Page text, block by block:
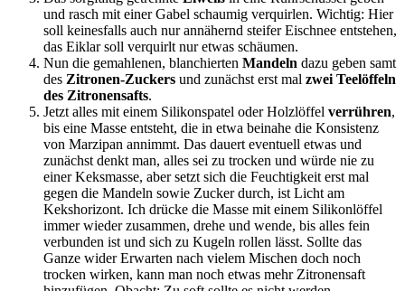
und rasch mit einer Gabel schaumig verquirlen. Wichtig: Hier
soll keinesfalls auch nur annähernd steifer Eischnee entstehen,
das Eiklar soll verquirlt nur etwas schäumen.
Nun die gemahlenen, blanchierten Mandeln dazu geben samt
des Zitronen-Zuckers und zunächst erst mal zwei Teelöffeln
des Zitronensafts.
Jetzt alles mit einem Silikonspatel oder Holzlöffel verrühren,
bis eine Masse entsteht, die in etwa beinahe die Konsistenz
von Marzipan annimmt. Das dauert eventuell etwas und
zunächst denkt man, alles sei zu trocken und würde nie zu
einer Keksmasse, aber setzt sich die Feuchtigkeit erst mal
gegen die Mandeln sowie Zucker durch, ist Licht am
Kekshorizont. Ich drücke die Masse mit einem Silikonlöffel
immer wieder zusammen, drehe und wende, bis alles fein
verbunden ist und sich zu Kugeln rollen lässt. Sollte das
Ganze wider Erwarten nach vielem Mischen doch noch
trocken wirken, kann man noch etwas mehr Zitronensaft